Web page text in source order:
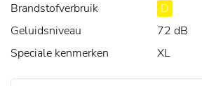
Brandstofverbruik
D
Geluidsniveau
72 dB
Speciale kenmerken
XL